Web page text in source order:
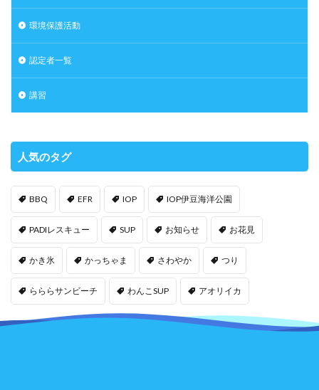
環境保護活動
認定者一覧
講習
人気のタグ
BBQ EFR IOP IOP伊豆海洋公園
PADIレスキュー SUP お知らせ お花見
かき氷 かっちゃま さわやか つり
らららサンビーチ わんこSUP アオリイカ